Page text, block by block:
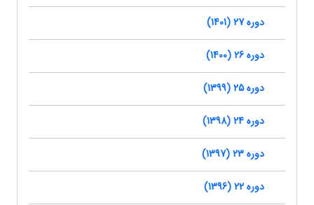
دوره 27 (1401)
دوره 26 (1400)
دوره 25 (1399)
دوره 24 (1398)
دوره 23 (1397)
دوره 22 (1396)